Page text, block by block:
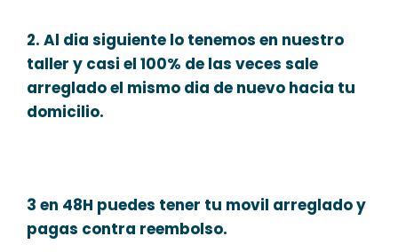
2. Al dia siguiente lo tenemos en nuestro
taller y casi el 100% de las veces sale
arreglado el mismo dia de nuevo hacia tu
domicilio.
3 en 48H puedes tener tu movil arreglado y
pagas contra reembolso.